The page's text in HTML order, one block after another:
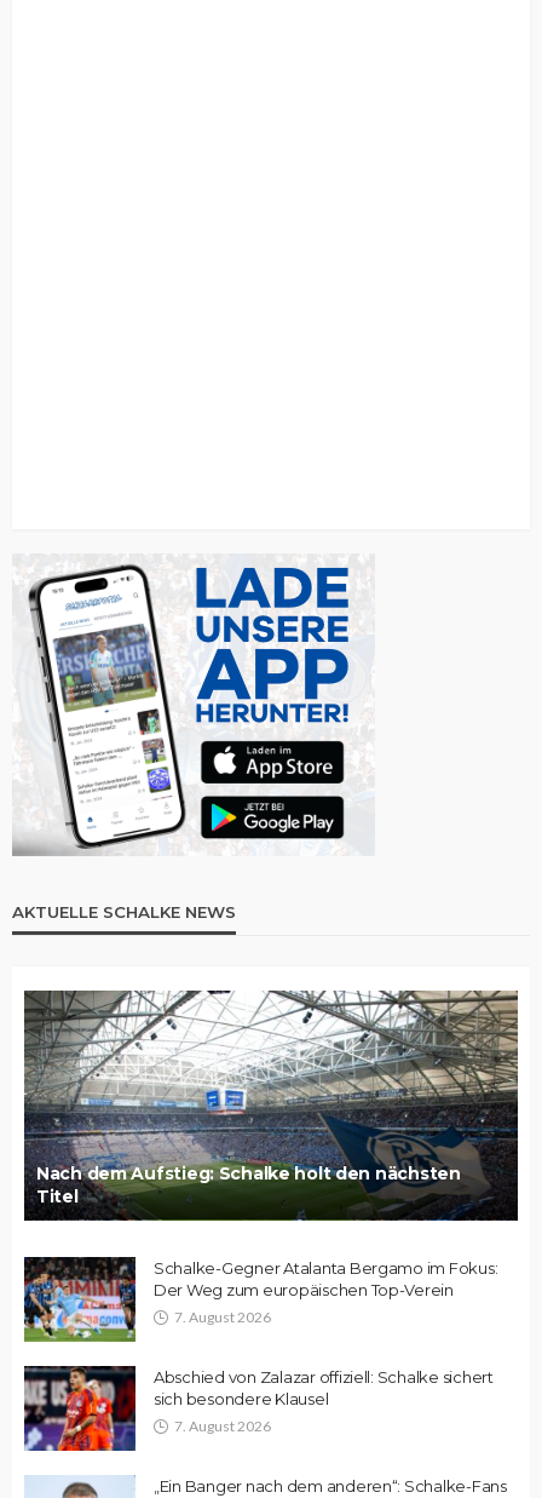
AKTUELLE SCHALKE NEWS
Nach dem Aufstieg: Schalke holt den nächsten
Titel
Schalke-Gegner Atalanta Bergamo im Fokus:
Der Weg zum europäischen Top-Verein
7. August 2026
Abschied von Zalazar offiziell: Schalke sichert
sich besondere Klausel
7. August 2026
„Ein Banger nach dem anderen“: Schalke-Fans